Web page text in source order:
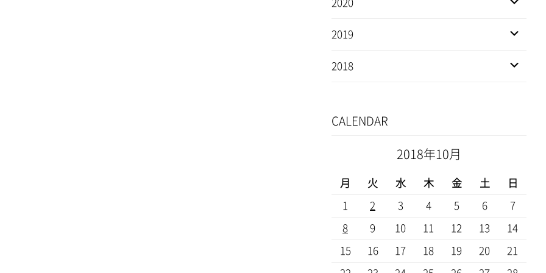
2020
2019
2018
CALENDAR
2018年10月
月 火 水 木 金 土 日
1 2 3 4 5 6 7
8 9 10 11 12 13 14
15 16 17 18 19 20 21